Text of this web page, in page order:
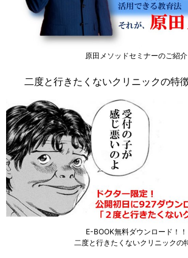
原田メソッドセミナーのご紹介
二度と行きたくないクリニックの特
E-BOOK無料ダウンロード！！
二度と行きたくないクリニックの